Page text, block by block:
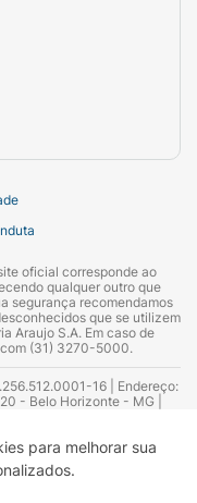
para melhorar sua
oficial corresponde ao
qualquer outro que
segurança recomendamos
que se utilizem
Araujo S.A. Em caso de
(31) 3270-5000.
16 | Endereço:
- Belo Horizonte - MG |
Alvarenga – CRF 52.584 -
- CRF Nº 13.748. Alvará
da Empresa (AFE):